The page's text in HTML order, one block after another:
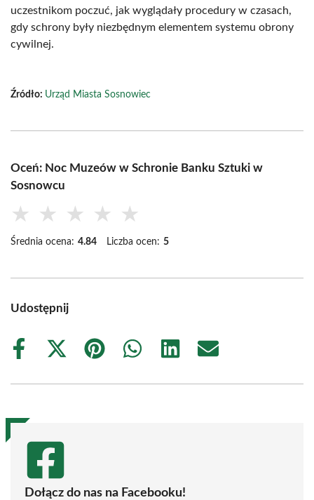
uczestnikom poczuć, jak wyglądały procedury w czasach,
gdy schrony były niezbędnym elementem systemu obrony
cywilnej.
Źródło: Urząd Miasta Sosnowiec
Oceń: Noc Muzeów w Schronie Banku Sztuki w
Sosnowcu
★ ★ ★ ★ ★
Średnia ocena: 4.84 Liczba ocen: 5
Udostępnij
Share
Share
(Twitter)
Share
Share
Share
Share
Dołącz do nas na Facebooku!